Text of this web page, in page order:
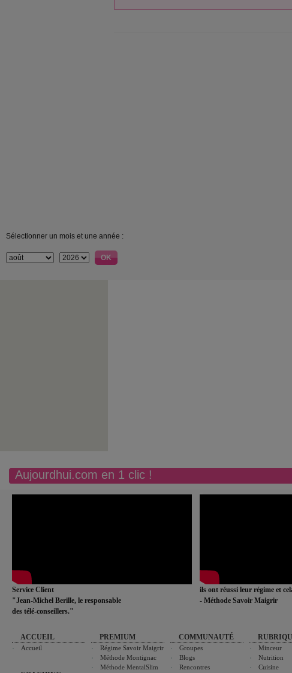
Sélectionner un mois et une année :
Aujourdhui.com en 1 clic !
Service Client
"Jean-Michel Berille, le responsable
des télé-conseillers."
ils ont réussi leur régime et
- Méthode Savoir Maigrir
ACCUEIL
Accueil
PREMIUM
Régime Savoir Maigrir
Méthode Montignac
Méthode MentalSlim
COMMUNAUTÉ
Groupes
Blogs
Rencontres
Minceur
Nutrition
Cuisine